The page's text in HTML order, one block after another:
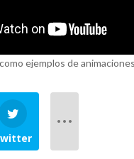
ejemplos de